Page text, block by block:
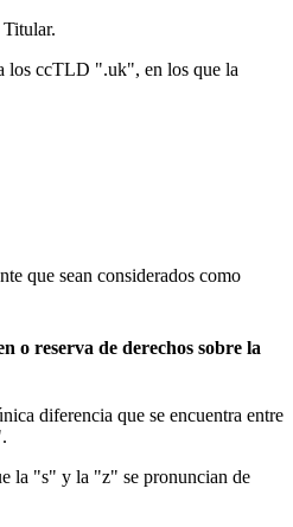
los ccTLD ".uk", en los que la
que sean considerados como
o reserva de derechos sobre la
diferencia que se encuentra entre
la "s" y la "z" se pronuncian de